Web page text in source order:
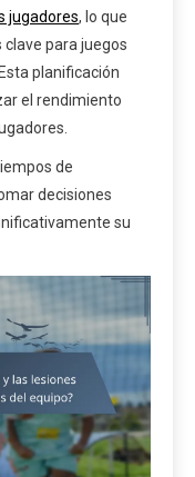
jugadores, lo que
para juegos
planificación
el rendimiento
de
decisiones
su